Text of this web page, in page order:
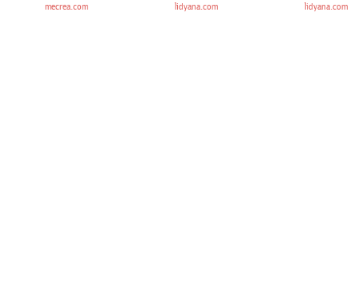
mecrea.com
lidyana.com
lidyana.com